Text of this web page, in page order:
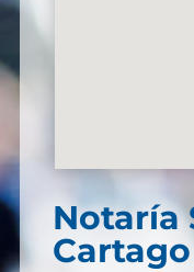
Notaría
Cartago